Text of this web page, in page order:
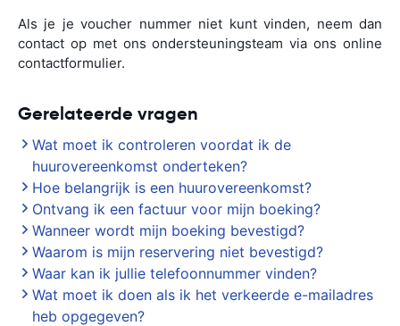
Als je je voucher nummer niet kunt vinden, neem dan
contact op met ons ondersteuningsteam via ons online
contactformulier.
Gerelateerde vragen
Wat moet ik controleren voordat ik de
huurovereenkomst onderteken?
Hoe belangrijk is een huurovereenkomst?
Ontvang ik een factuur voor mijn boeking?
Wanneer wordt mijn boeking bevestigd?
Waarom is mijn reservering niet bevestigd?
Waar kan ik jullie telefoonnummer vinden?
Wat moet ik doen als ik het verkeerde e-mailadres
heb opgegeven?